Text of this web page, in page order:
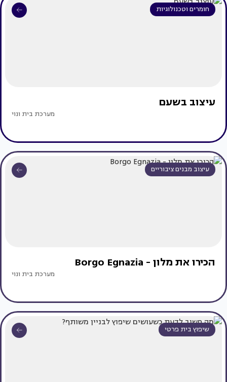
חומרים וטכנולוגיות
עיצוב בשעם
מערכת בית ונוי
עיצוב מבנים ציבוריים
הכירו את מלון - Borgo Egnazia
מערכת בית ונוי
שיפוץ בית פרטי